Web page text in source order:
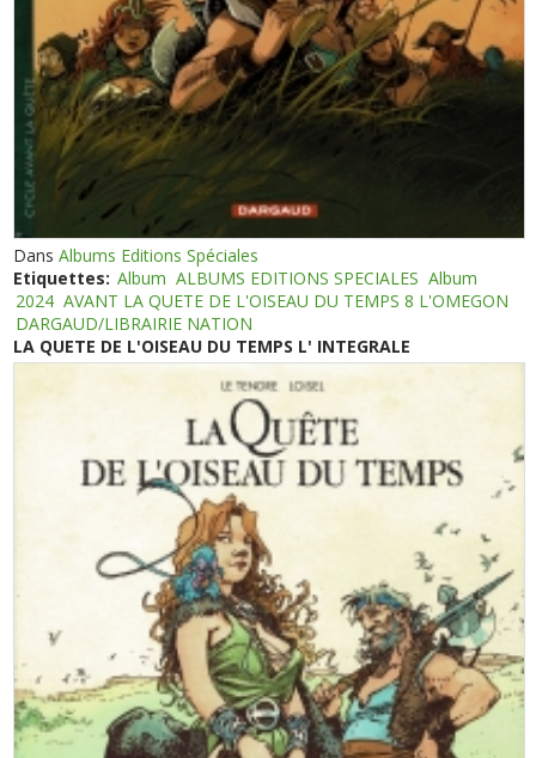
DansAlbums Editions Spéciales
Etiquettes: Album ALBUMS EDITIONS SPECIALES Album
2024 AVANT LA QUETE DE L'OISEAU DU TEMPS 8 L'OMEGON
DARGAUD/LIBRAIRIE NATION
LA QUETE DE L'OISEAU DU TEMPS L' INTEGRALE